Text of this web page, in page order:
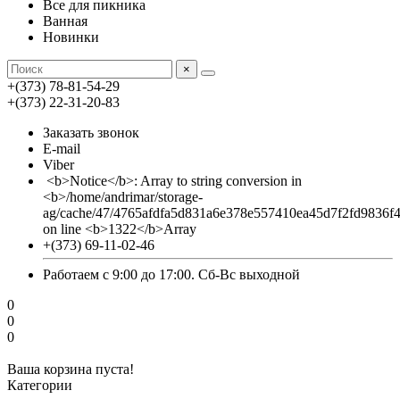
Все для пикника
Ванная
Новинки
×
+(373) 78-81-54-29
+(373) 22-31-20-83
Заказать звонок
E-mail
Viber
<b>Notice</b>: Array to string conversion in
<b>/home/andrimar/storage-
ag/cache/47/
on line <b>1322</b>Array
+(373) 69-11-02-46
Работаем с 9:00 до 17:00. Сб-Вс выходной
0
0
0
Ваша корзина пуста!
Категории